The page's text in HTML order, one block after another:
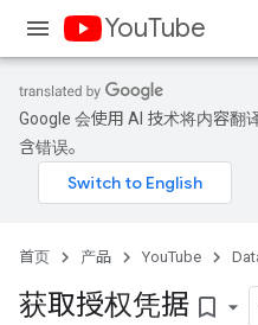
YouTube
Google 会使用 AI 技术将内容翻
含错误。
首页 产品 YouTube
获取授权凭据 bookmark_border